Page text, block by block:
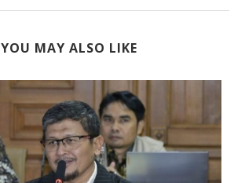
YOU MAY ALSO LIKE